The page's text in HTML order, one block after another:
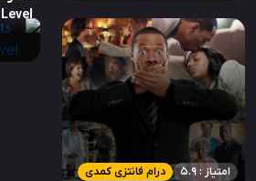
درام فانتزی کمدی امتیاز : 5.9